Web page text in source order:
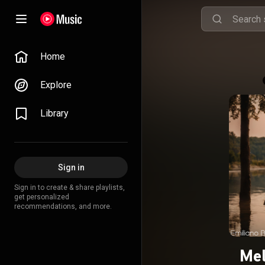
Home
Explore
Library
Sign in
Sign in to create & share playlists,
get personalized
recommendations, and more.